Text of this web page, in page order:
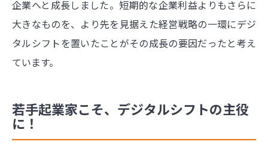
企業へと成長しました。短期的な企業利益よりもさらに
大きなものを、より先を見据えた経営戦略の一環にデジ
タルシフトを置いたことがその成長の要因だったと考え
ています。
若手起業家こそ、デジタルシフトの主役
に！